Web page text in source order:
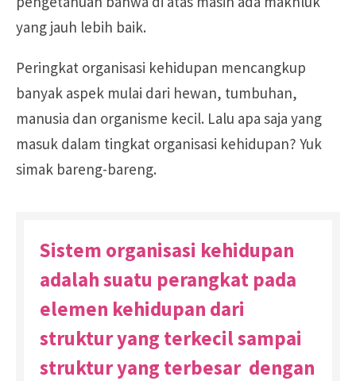
yang jauh lebih baik.
Peringkat organisasi kehidupan mencangkup
banyak aspek mulai dari hewan, tumbuhan,
manusia dan organisme kecil. Lalu apa saja yang
masuk dalam tingkat organisasi kehidupan? Yuk
simak bareng-bareng.
Sistem organisasi kehidupan
adalah suatu perangkat pada
elemen kehidupan dari
struktur yang terkecil sampai
struktur yang terbesar dengan